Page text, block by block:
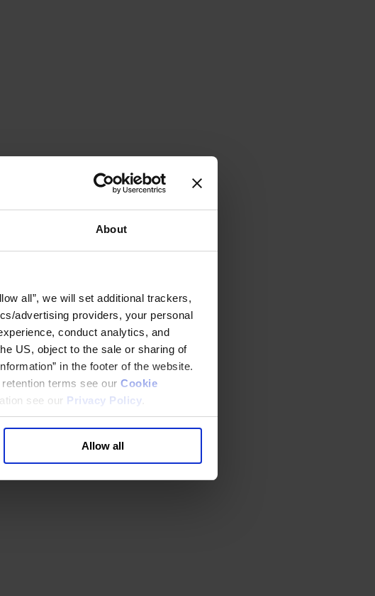
About
all”, we will set additional trackers,
advertising providers, your personal
conduct analytics, and
US, object to the sale or sharing of
in the footer of the website.
terms see our Cookie
see our Privacy Policy
Allow all